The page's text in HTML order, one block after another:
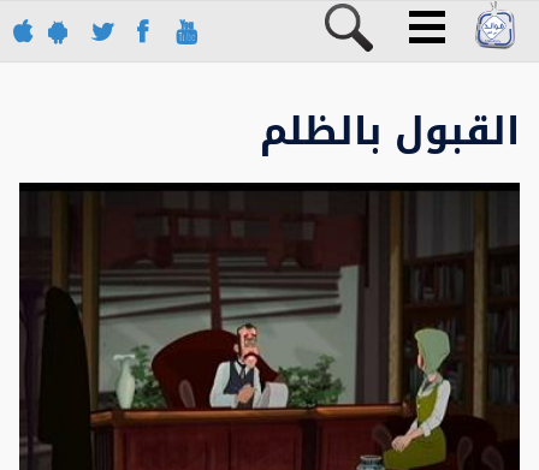
القبول بالظلم